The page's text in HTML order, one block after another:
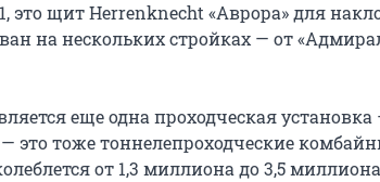
это щит Herrenknecht «Аврора» для
на нескольких стройках — от
еще одна проходческая установка
это тоже тоннелепроходческие
от 1,3 миллиона до 3,5